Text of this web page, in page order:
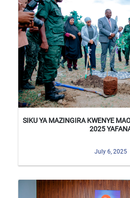
SIKU YA MAZINGIRA KWENYE
2025
July 6, 2025